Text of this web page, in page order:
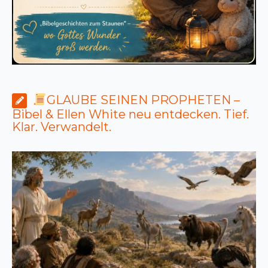
GLAUBE SEINEN PROPHETEN –
Bibel & Ellen White neu entdecken. Tief.
Klar. Verwandelt.